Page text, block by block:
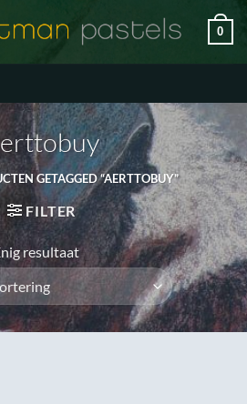
0
GETAGGED “AERTTOBUY”
FILTER
resultaat